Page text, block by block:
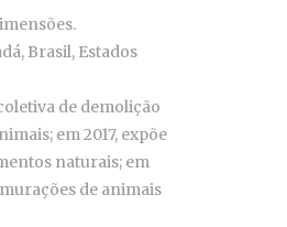
Brasil, Estados
de demolição
em 2017, expõe
naturais; em
de animais